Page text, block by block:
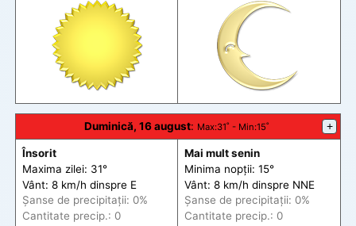
Duminică, 16 august: Max:31˚ - Min:15˚ +
Însorit
Maxima zilei: 31°
Vânt: 8 km/h dinspre E
Șanse de precipitații: 0%
Cantitate precip.: 0
Mai mult senin
Minima nopții: 15°
Vânt: 8 km/h dinspre NNE
Șanse de precipitații: 0%
Cantitate precip.: 0